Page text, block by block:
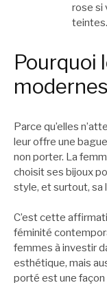
rose si
teintes.
Pourquoi
Parce qu’elles
leur offre une
non porter. La
choisit ses bijoux
style, et surtout, sa
C’est cette
féminité
femmes à investir
esthétique, mais
porté est une façon